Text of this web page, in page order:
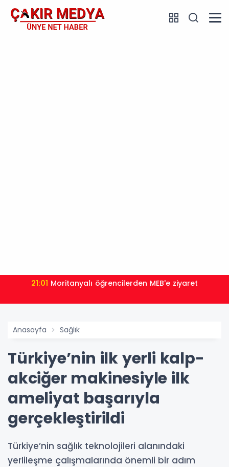
21:01 Moritanyalı öğrencilerden MEB'e ziyaret
Anasayfa Sağlık
Türkiye’nin ilk yerli kalp-
akciğer makinesiyle ilk
ameliyat başarıyla
gerçekleştirildi
Türkiye’nin sağlık teknolojileri alanındaki
yerlileşme çalışmalarında önemli bir adım